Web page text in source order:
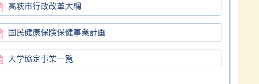
高萩市行政改革大綱
国民健康保険保健事業計画
大学協定事業一覧